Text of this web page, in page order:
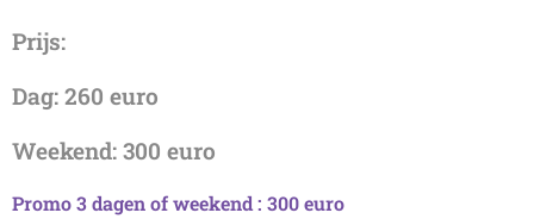
Prijs:
Dag: 260 euro
Weekend: 300 euro
Promo 3 dagen of weekend : 300 euro